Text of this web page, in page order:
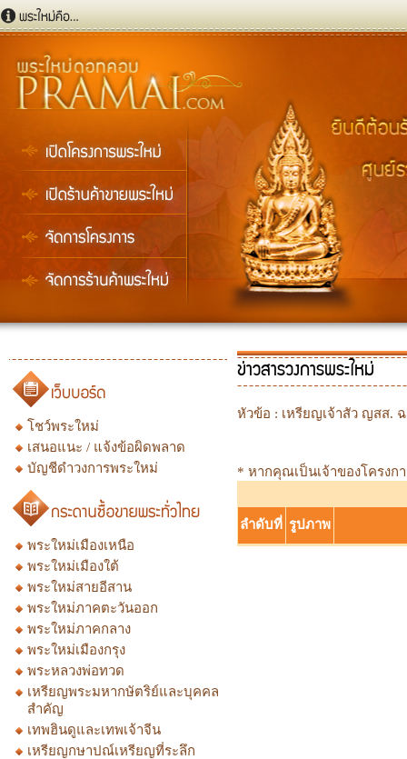
โชว์พระใหม่
เสนอแนะ / แจ้งข้อผิดพลาด
บัญชีดำวงการพระใหม่
พระใหม่เมืองเหนือ
พระใหม่เมืองใต้
พระใหม่สายอีสาน
พระใหม่ภาคตะวันออก
พระใหม่ภาคกลาง
พระใหม่เมืองกรุง
พระหลวงพ่อทวด
เหรียญพระมหากษัตริย์และบุคคล
สำคัญ
เทพฮินดูและเทพเจ้าจีน
เหรียญกษาปณ์เหรียญที่ระลึก
ข่าวสารวงการพระใหม่
หัวข้อ : เหรียญเจ้าสัว ญสส.
* หากคุณเป็นเจ้าของโครงก
ลำดับที่ รูปภาพ